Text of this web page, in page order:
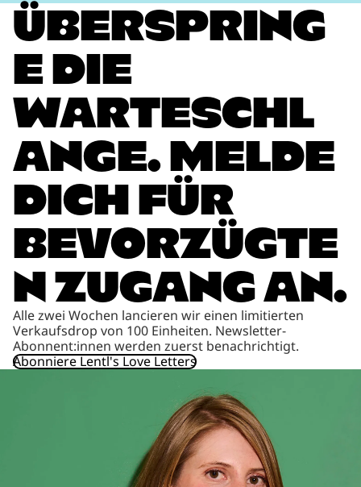
ÜBERSPRING
E DIE
WARTESCHL
ANGE. MELDE
DICH FÜR
BEVORZÜGTE
N ZUGANG AN.
Alle zwei Wochen lancieren wir einen limitierten
Verkaufsdrop von 100 Einheiten. Newsletter-
Abonnent:innen werden zuerst benachrichtigt.
Abonniere Lentl's Love Letters